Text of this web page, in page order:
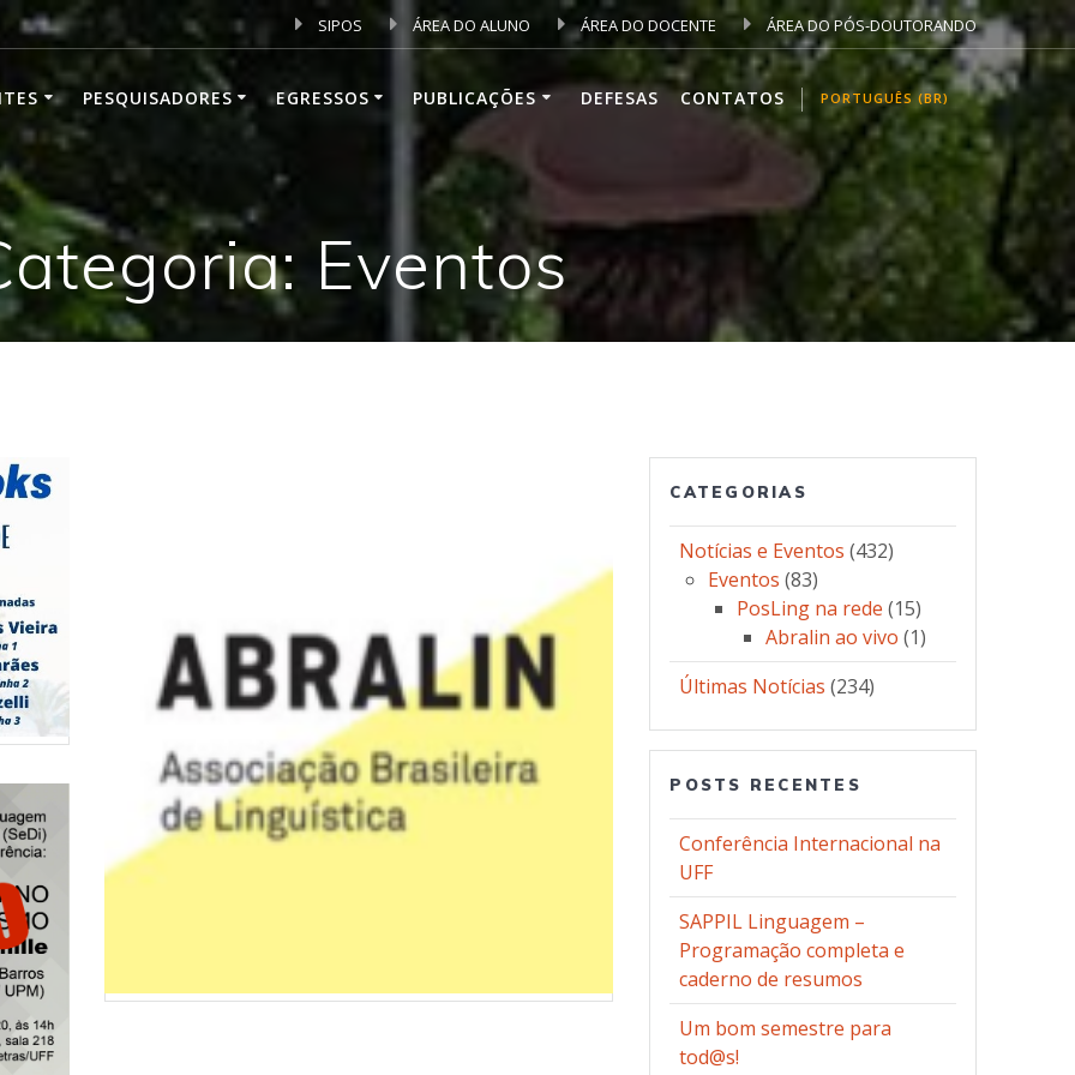
SIPOS ÁREA DO ALUNO ÁREA DO DOCENTE ÁREA DO PÓS-DOUTORANDO
PESQUISADORES EGRESSOS PUBLICAÇÕES DEFESAS CONTATOS PORTUGUÊS (BR)
Eventos
CATEGORIAS
Notícias e Eventos (432)
Eventos (83)
PosLing na rede (15)
Abralin ao vivo (1)
Últimas Notícias (234)
POSTS RECENTES
Conferência Internacional na
UFF
SAPPIL Linguagem –
Programação completa e
caderno de resumos
Um bom semestre para
tod@s!